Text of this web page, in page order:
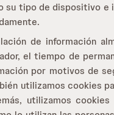
su tipo de dispositivo
de información
el tiempo de
por motivos de
utilizamos
utilizamos